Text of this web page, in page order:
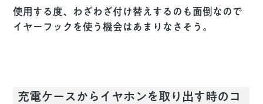
使用する度、わざわざ付け替えするのも面倒なので
イヤーフックを使う機会はあまりなさそう。
充電ケースからイヤホンを取り出す時のコ